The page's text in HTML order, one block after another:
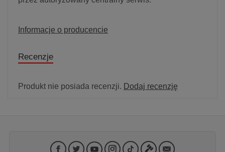
Informacje o producencie
Recenzje
Produkt nie posiada recenzji. Dodaj recenzję